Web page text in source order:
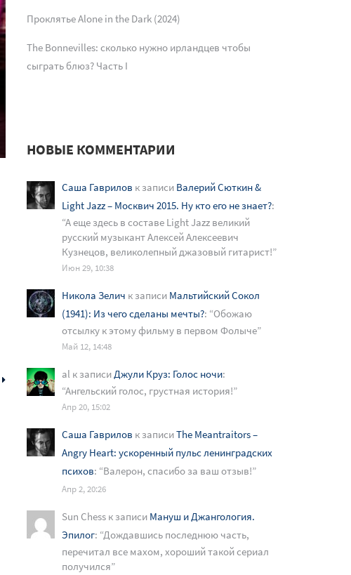
Проклятье Alone in the Dark (2024)
The Bonnevilles: сколько нужно ирландцев чтобы
сыграть блюз? Часть I
НОВЫЕ КОММЕНТАРИИ
Саша Гаврилов к записи Валерий Сюткин &
Light Jazz – Москвич 2015. Ну кто его не знает?:
“А еще здесь в составе Light Jazz великий
русский музыкант Алексей Алексеевич
Кузнецов, великолепный джазовый гитарист!”
Июн 29, 10:38
Никола Зелич к записи Мальтийский Сокол
(1941): Из чего сделаны мечты?: “Обожаю
отсылку к этому фильму в первом Фолыче”
Май 12, 14:48
al к записи Джули Круз: Голос ночи:
“Ангельский голос, грустная история!”
Апр 20, 15:02
Саша Гаврилов к записиThe Meantraitors –
Angry Heart: ускоренный пульс ленинградских
психов: “Валерон, спасибо за ваш отзыв!”
Апр 2, 20:26
Sun Chess к записи Мануш и Джангология.
Эпилог: “Дождавшись последнюю часть,
перечитал все махом, хороший такой сериал
получился”